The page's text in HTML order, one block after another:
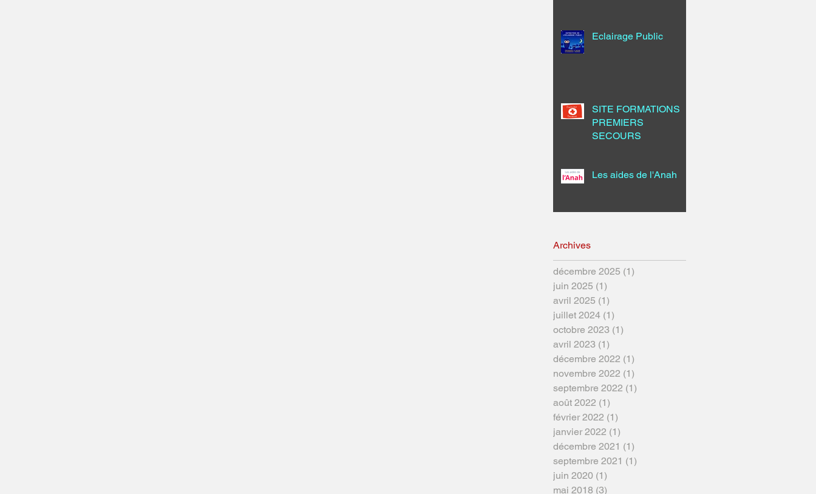
Eclairage Public
SITE FORMATIONS
PREMIERS
SECOURS
Les aides de l'Anah
Archives
décembre 2025 (1)
juin 2025 (1)
avril 2025 (1)
juillet 2024 (1)
octobre 2023 (1)
avril 2023 (1)
décembre 2022 (1)
novembre 2022 (1)
septembre 2022 (1)
août 2022 (1)
février 2022 (1)
janvier 2022 (1)
décembre 2021 (1)
septembre 2021 (1)
juin 2020 (1)
mai 2018 (3)